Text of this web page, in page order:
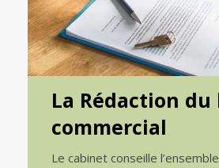
La Rédaction du
commercial
Le cabinet conseille